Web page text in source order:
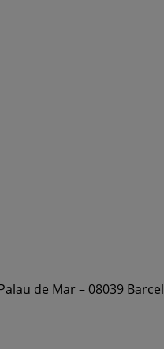
de Mar – 08039